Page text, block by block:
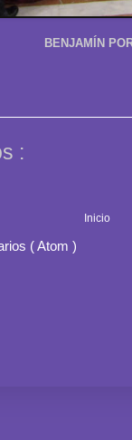
BENJAMÍN
:
Inicio
( Atom )